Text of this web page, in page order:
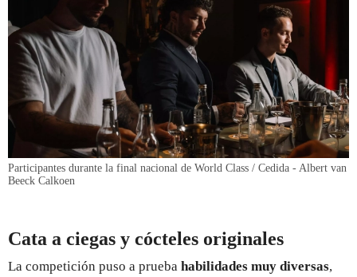
Participantes durante la final nacional de World Class / Cedida - Albert van
Beeck Calkoen
Cata a ciegas y cócteles originales
La competición puso a prueba habilidades muy diversas,